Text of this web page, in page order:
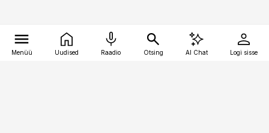
Menüü Uudised Raadio Otsing AI Chat Logi sisse